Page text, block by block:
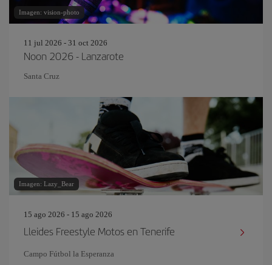
Imagen: vision-photo
11 jul 2026 - 31 oct 2026
Noon 2026 - Lanzarote
Santa Cruz
Imagen: Lazy_Bear
15 ago 2026 - 15 ago 2026
Lleides Freestyle Motos en Tenerife
Campo Fútbol la Esperanza